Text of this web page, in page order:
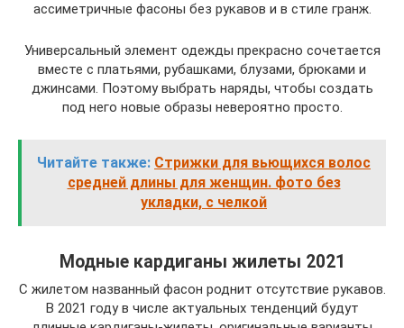
ассиметричные фасоны без рукавов и в стиле гранж.
Универсальный элемент одежды прекрасно сочетается
вместе с платьями, рубашками, блузами, брюками и
джинсами. Поэтому выбрать наряды, чтобы создать
под него новые образы невероятно просто.
Читайте также: Стрижки для вьющихся волос
средней длины для женщин. фото без
укладки, с челкой
Модные кардиганы жилеты 2021
С жилетом названный фасон роднит отсутствие рукавов.
В 2021 году в числе актуальных тенденций будут